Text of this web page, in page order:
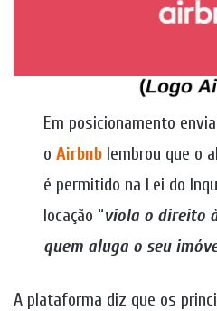
Em posicionamento
o Airbnb lembrou que o
é permitido na Lei do
locação “viola o direito
quem aluga o seu
A plataforma diz que os